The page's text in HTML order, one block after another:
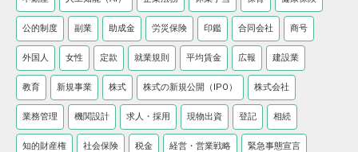
公的制度 副業 助成金 労災保険 印鑑 合同会社 商号
外国人 女性 定款 就業規則 平均賃金 広報 建設業
教育 新規事業 株式 株式の新規公開（IPO） 株式会社
業務管理 機関設計 求人・採用 現物出資 登記 相続
知的財産権 社会保険 税金 経営・営業戦略 緊急事態宣言